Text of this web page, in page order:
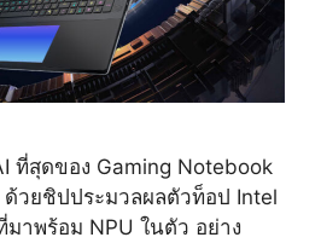
ที่สุดของ Gaming Notebook
วยชิปประมวลผลตัวท็อป Intel
าพร้อม NPU ในตัว อย่าง